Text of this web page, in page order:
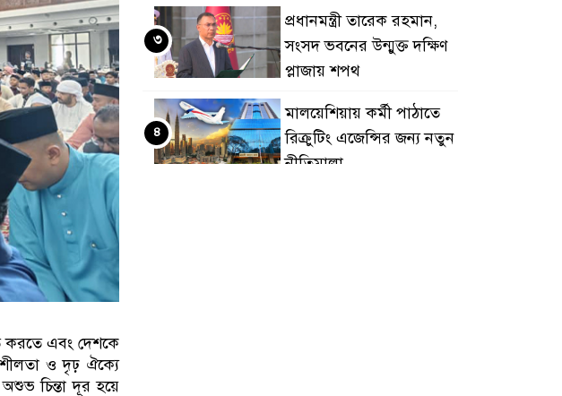
করতে এবং দেশকে
ও দৃঢ় ঐক্যে
চিন্তা দূর হয়ে
প্রধানমন্ত্রী তারেক রহমান,
সংসদ ভবনের উন্মুক্ত দক্ষিণ
প্লাজায় শপথ
৩
মালয়েশিয়ায় কর্মী পাঠাতে
রিক্রুটিং এজেন্সির জন্য নতুন
নীতিমালা
৪